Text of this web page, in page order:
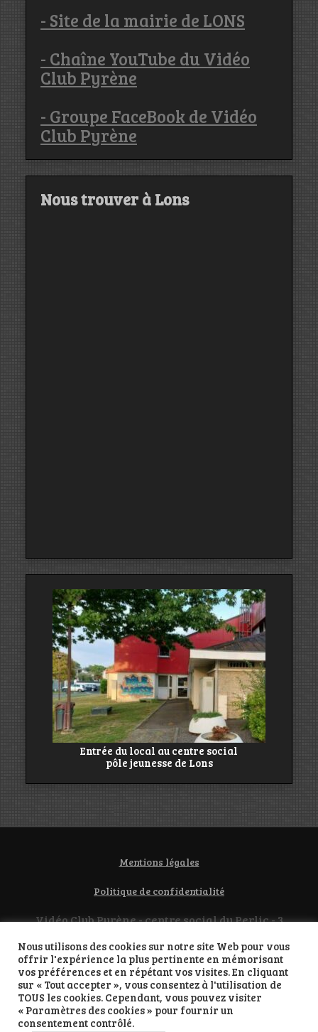
- Site de la mairie de LONS
- Chaîne YouTube du Vidéo
Club Pyrène
- Groupe FaceBook de Vidéo
Club Pyrène
Nous trouver à Lons
Entrée du local au centre social
pôle jeunesse de Lons
Mentions légales
Politique de confidentialité
Vidéo Club Pyrène - centre social du Perlic - 3
contact@videoclubpyrene.org
Propulsé par WordPress
Nous utilisons des cookies sur notre site Web pour vous
offrir l'expérience la plus pertinente en mémorisant
vos préférences et en répétant vos visites. En cliquant
sur « Tout accepter », vous consentez à l'utilisation de
TOUS les cookies. Cependant, vous pouvez visiter
« Paramètres des cookies » pour fournir un
consentement contrôlé.